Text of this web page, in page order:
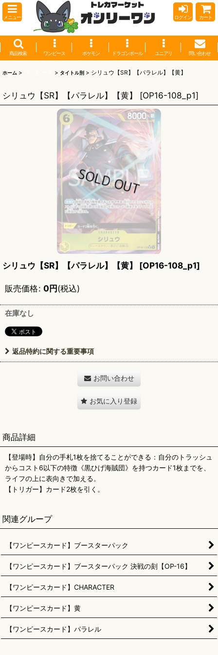
メニュー ログイン カート
商品検索 ワンピース ポケモン ドラゴンボール ユニアリ 問い合わせ
ホーム > > タイトル別 > シリュウ【SR】【パラレル】【黄】
シリュウ【SR】【パラレル】【黄】 [OP16-108_p1]
シリュウ【SR】【パラレル】【黄】 [OP16-108_p1]
販売価格: 0円(税込)
在庫なし
返品特約に関する重要事項
お問い合わせ
お気に入り登録
商品詳細
【登場時】自分の手札1枚を捨てることができる：自分のトラッシュ
からコスト6以下の特徴《黒ひげ海賊団》を持つカード1枚までを、
ライフの上に表向きで加える。
【トリガー】カード2枚を引く。
関連グループ
【ワンピースカード】ブースターパック
【ワンピースカード】ブースターパック 決戦の刻【OP-16】
【ワンピースカード】CHARACTER
【ワンピースカード】黄
【ワンピースカード】パラレル